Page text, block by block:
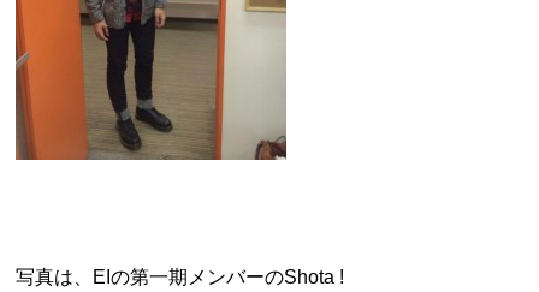
写真は、EIの第一期メンバーのShota !